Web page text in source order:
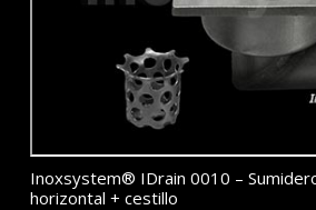
Inoxsystem® IDrain 0010 –
horizontal + cestillo